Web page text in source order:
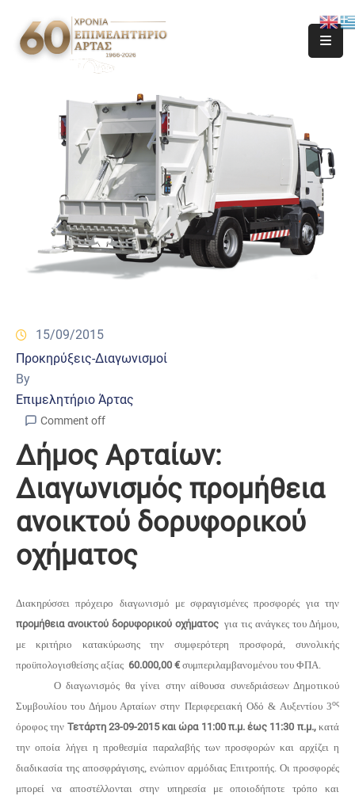
15/09/2015
Προκηρύξεις-Διαγωνισμοί
By
Επιμελητήριο Άρτας
Comment off
Δήμος Αρταίων:
Διαγωνισμός προμήθεια
ανοικτού δορυφορικού
οχήματος
Διακηρύσσει πρόχειρο διαγωνισμό με σφραγισμένες προσφορές για την
προμήθεια ανοικτού δορυφορικού οχήματοςγια τις ανάγκες του Δήμου,
με κριτήριο κατακύρωσης την συμφερότερη προσφορά, συνολικής
προϋπολογισθείσης αξίας 60.000,00 € συμπεριλαμβανομένου του ΦΠΑ.
Ο διαγωνισμός θα γίνει στην αίθουσα συνεδριάσεων Δημοτικού
Συμβουλίου του Δήμου Αρταίων στην Περιφερειακή Οδό & Αυξεντίου 3ος
όροφος την Τετάρτη 23-09-2015 και ώρα 11:00 π.μ. έως 11:30 π.μ.,κατά
την οποία λήγει η προθεσμία παραλαβής των προσφορών και αρχίζει η
διαδικασία της αποσφράγισης, ενώπιον αρμόδιας Επιτροπής. Οι προσφορές
μπορεί να αποστέλλονται στην υπηρεσία με οποιοδήποτε τρόπο και